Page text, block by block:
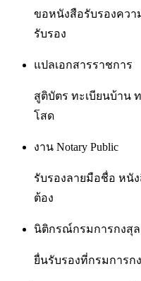
ขอหนังสือรับรองควา
รับรอง
แปลเอกสารราชการ
สูติบัตร ทะเบียนบ้าน
โสด
งาน Notary Public
รับรองลายมือชื่อ หนั
ต้อง
นิติกรณ์กรมการกงสุล
ยื่นรับรองที่กรมการก